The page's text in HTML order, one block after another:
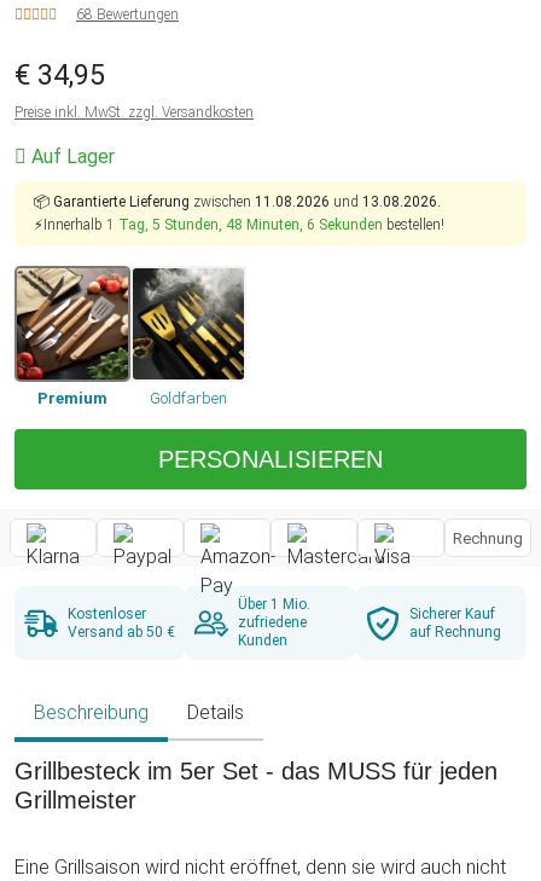
68 Bewertungen
€ 34,95
Preise inkl. MwSt. zzgl. Versandkosten
Auf Lager
📦 Garantierte Lieferung zwischen 11.08.2026 und 13.08.2026.
⚡Innerhalb 1 Tag, 5 Stunden, 48 Minuten, 5 Sekunden bestellen!
Premium Goldfarben
PERSONALISIEREN
Rechnung
Kostenloser
Versand ab 50 €
Über 1 Mio.
zufriedene
Kunden
Sicherer Kauf
auf Rechnung
Beschreibung Details
Grillbesteck im 5er Set - das MUSS für jeden
Grillmeister
Eine Grillsaison wird nicht eröffnet, denn sie wird auch nicht